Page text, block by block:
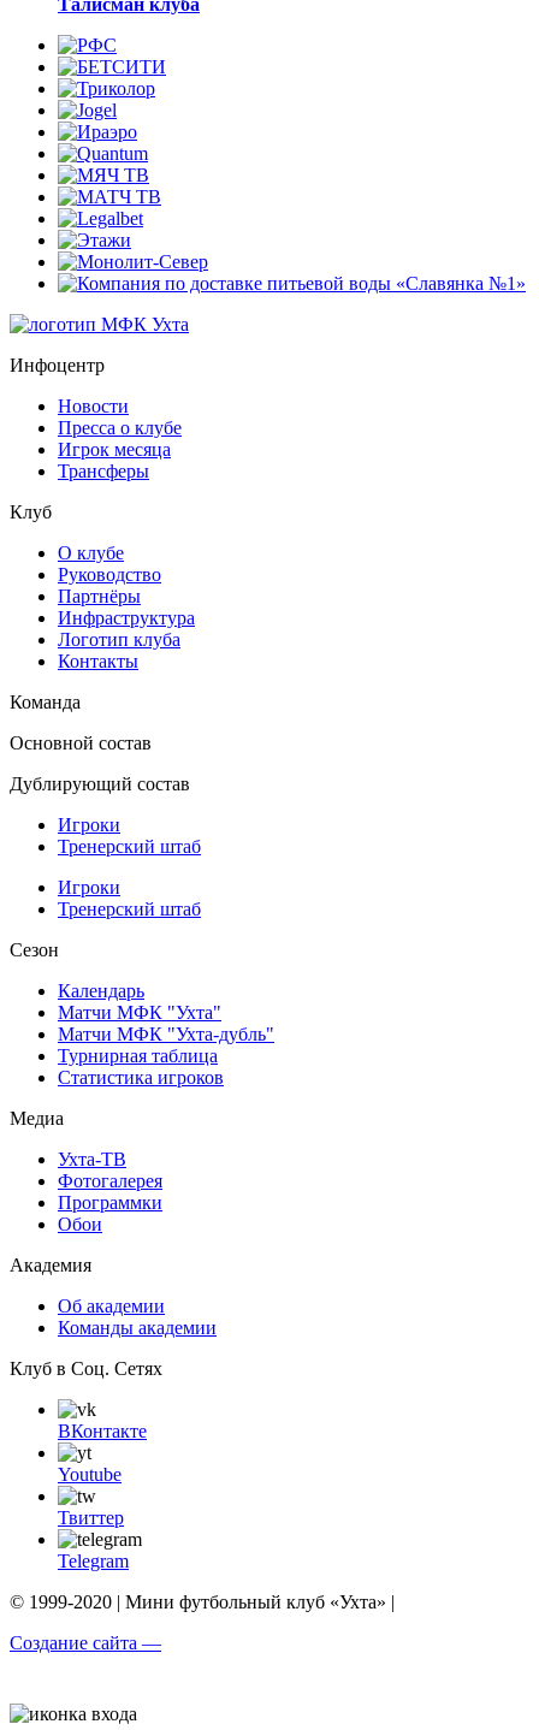
Инфоцентр
Новости
Пресса о клубе
Игрок месяца
Трансферы
Клуб
О клубе
Руководство
Партнёры
Инфраструктура
Логотип клуба
Контакты
Команда
Основной состав
Дублирующий состав
Игроки
Тренерский штаб
Игроки
Тренерский штаб
Сезон
Календарь
Матчи МФК "Ухта"
Матчи МФК "Ухта-дубль"
Турнирная таблица
Статистика игроков
Медиа
Ухта-ТВ
Фотогалерея
Программки
Обои
Академия
Об академии
Команды академии
Клуб в Соц. Сетях
ВКонтакте
Youtube
Твиттер
Telegram
© 1999-2020 | Мини футбольный клуб «Ухта» |
Создание сайта —